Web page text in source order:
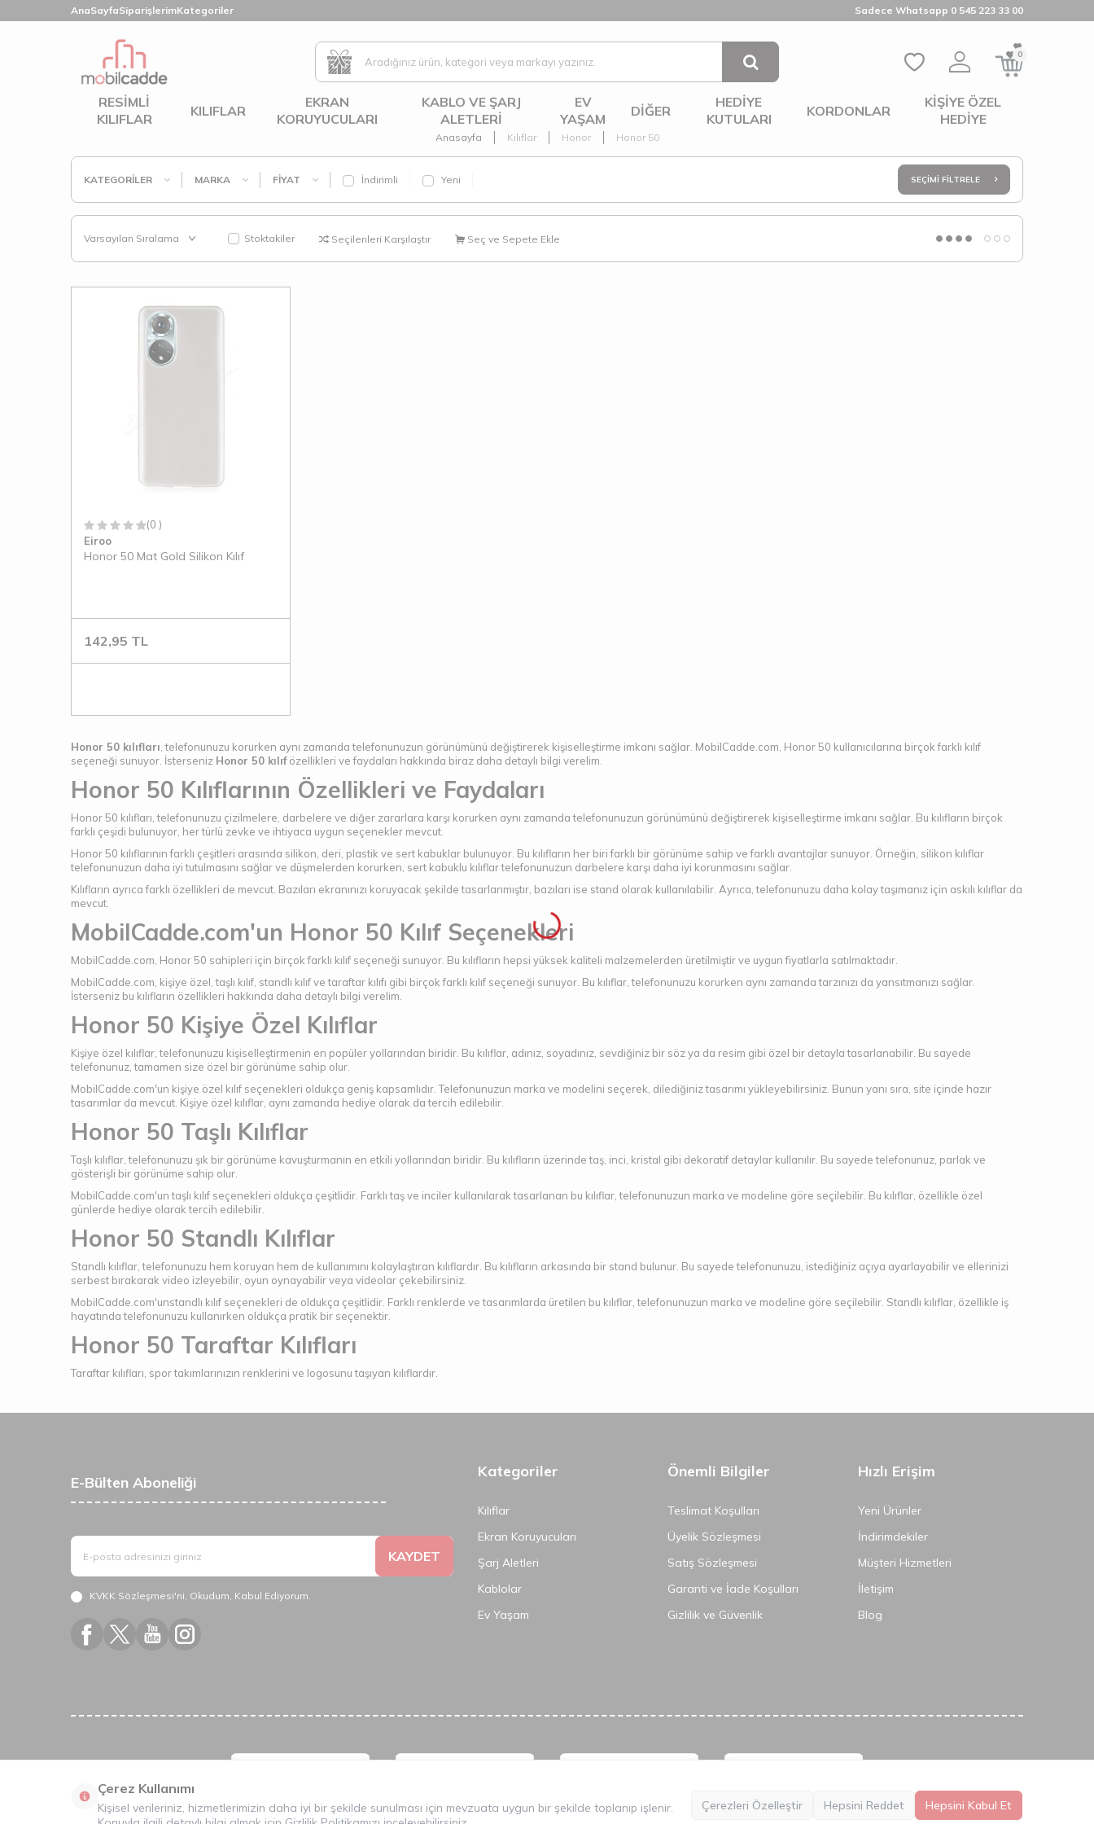
AnaSayfaSiparişlerimKategoriler Sadece Whatsapp 0 545 223 33 00
0
RESIMLI
KILIFLAR
KILIFLAR
EKRAN
KORUYUCULARI
KABLO VE ŞARJ
ALETLERI
EV
YAŞAM
DIĞER
HEDIYE
KUTULARI
KORDONLAR
KIŞIYE ÖZEL
HEDIYE
Anasayfa Kılıflar Honor Honor 50
KATEGORILER MARKA FIYAT İndirimli Yeni SEÇIMI FILTRELE
Stoktakiler Seçilenleri Karşılaştır Seç ve Sepete Ekle
(0 )
Eiroo
Honor 50 Mat Gold Silikon Kılıf
142,95 TL
Honor 50 kılıfları , telefonunuzu korurken aynı zamanda telefonunuzun görünümünü değiştirerek kişiselleştirme imkanı sağlar. MobilCadde.com, Honor 50 kullanıcılarına birçok farklı kılıf
seçeneği sunuyor. İsterseniz Honor 50 kılıfözellikleri ve faydaları hakkında biraz daha detaylı bilgi verelim.
Honor 50 Kılıflarının Özellikleri ve Faydaları
Honor 50 kılıfları, telefonunuzu çizilmelere, darbelere ve diğer zararlara karşı korurken aynı zamanda telefonunuzun görünümünü değiştirerek kişiselleştirme imkanı sağlar. Bu kılıfların birçok
farklı çeşidi bulunuyor, her türlü zevke ve ihtiyaca uygun seçenekler mevcut.
Honor 50 kılıflarının farklı çeşitleri arasında silikon, deri, plastik ve sert kabuklar bulunuyor. Bu kılıfların her biri farklı bir görünüme sahip ve farklı avantajlar sunuyor. Örneğin, silikon kılıflar
telefonunuzun daha iyi tutulmasını sağlar ve düşmelerden korurken, sert kabuklu kılıflar telefonunuzun darbelere karşı daha iyi korunmasını sağlar.
Kılıfların ayrıca farklı özellikleri de mevcut. Bazıları ekranınızı koruyacak şekilde tasarlanmıştır, bazıları ise stand olarak kullanılabilir. Ayrıca, telefonunuzu daha kolay taşımanız için askılı kılıflar da
mevcut.
MobilCadde.com'un Honor 50 Kılıf Seçenekleri
MobilCadde.com, Honor 50 sahipleri için birçok farklı kılıf seçeneği sunuyor. Bu kılıfların hepsi yüksek kaliteli malzemelerden üretilmiştir ve uygun fiyatlarla satılmaktadır.
MobilCadde.com, kişiye özel, taşlı kılıf, standlı kılıf ve taraftar kılıfı gibi birçok farklı kılıf seçeneği sunuyor. Bu kılıflar, telefonunuzu korurken aynı zamanda tarzınızı da yansıtmanızı sağlar.
İsterseniz bu kılıfların özellikleri hakkında daha detaylı bilgi verelim.
Honor 50 Kişiye Özel Kılıflar
Kişiye özel kılıflar, telefonunuzu kişiselleştirmenin en popüler yollarından biridir. Bu kılıflar, adınız, soyadınız, sevdiğiniz bir söz ya da resim gibi özel bir detayla tasarlanabilir. Bu sayede
telefonunuz, tamamen size özel bir görünüme sahip olur.
MobilCadde.com'un kişiye özel kılıf seçenekleri oldukça geniş kapsamlıdır. Telefonunuzun marka ve modelini seçerek, dilediğiniz tasarımı yükleyebilirsiniz. Bunun yanı sıra, site içinde hazır
tasarımlar da mevcut. Kişiye özel kılıflar, aynı zamanda hediye olarak da tercih edilebilir.
Honor 50 Taşlı Kılıflar
Taşlı kılıflar, telefonunuzu şık bir görünüme kavuşturmanın en etkili yollarından biridir. Bu kılıfların üzerinde taş, inci, kristal gibi dekoratif detaylar kullanılır. Bu sayede telefonunuz, parlak ve
gösterişli bir görünüme sahip olur.
MobilCadde.com'un taşlı kılıf seçenekleri oldukça çeşitlidir. Farklı taş ve inciler kullanılarak tasarlanan bu kılıflar, telefonunuzun marka ve modeline göre seçilebilir. Bu kılıflar, özellikle özel
günlerde hediye olarak tercih edilebilir.
Honor 50 Standlı Kılıflar
Standlı kılıflar, telefonunuzu hem koruyan hem de kullanımını kolaylaştıran kılıflardır. Bu kılıfların arkasında bir stand bulunur. Bu sayede telefonunuzu, istediğiniz açıya ayarlayabilir ve ellerinizi
serbest bırakarak video izleyebilir, oyun oynayabilir veya videolar çekebilirsiniz.
MobilCadde.com'unstandlı kılıf seçenekleri de oldukça çeşitlidir. Farklı renklerde ve tasarımlarda üretilen bu kılıflar, telefonunuzun marka ve modeline göre seçilebilir. Standlı kılıflar, özellikle iş
hayatında telefonunuzu kullanırken oldukça pratik bir seçenektir.
Honor 50 Taraftar Kılıfları
Taraftar kılıfları, spor takımlarınızın renklerini ve logosunu taşıyan kılıflardır.
E-Bülten Aboneliği
KAYDET
KVKK Sözleşmesi'ni, Okudum, Kabul Ediyorum.
Kategoriler
Kılıflar
Ekran Koruyucuları
Şarj Aletleri
Kablolar
Ev Yaşam
Önemli Bilgiler
Teslimat Koşulları
Üyelik Sözleşmesi
Satış Sözleşmesi
Garanti ve İade Koşulları
Gizlilik ve Güvenlik
Hızlı Erişim
Yeni Ürünler
İndirimdekiler
Müşteri Hizmetleri
İletişim
Blog
Çerez Kullanımı
Kişisel verileriniz, hizmetlerimizin daha iyi bir şekilde sunulması için mevzuata uygun bir şekilde toplanıp işlenir.
Çerezleri Özelleştir Hepsini Reddet Hepsini Kabul Et